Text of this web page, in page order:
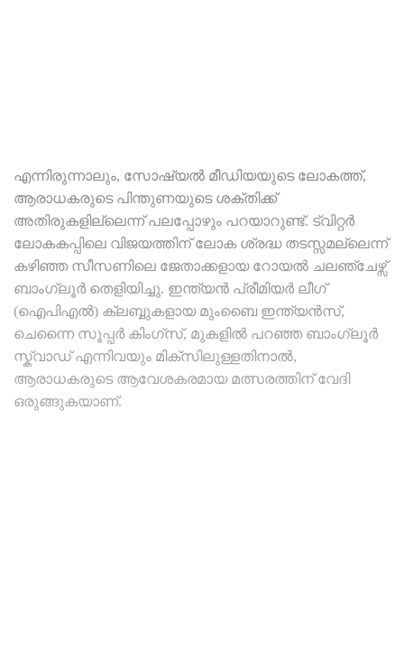
എന്നിരുന്നാലും, സോഷ്യൽ മീഡിയയുടെ ലോകത്ത്,
ആരാധകരുടെ പിന്തുണയുടെ ശക്തിക്ക്
അതിരുകളില്ലെന്ന് പലപ്പോഴും പറയാറുണ്ട്. ട്വിറ്റർ
ലോകകപ്പിലെ വിജയത്തിന് ലോക ശ്രദ്ധ തടസ്സമല്ലെന്ന്
കഴിഞ്ഞ സീസണിലെ ജേതാക്കളായ റോയൽ ചലഞ്ചേഴ്സ്
ബാംഗ്ലൂർ തെളിയിച്ചു. ഇന്ത്യൻ പ്രീമിയർ ലീഗ്
(ഐപിഎൽ) ക്ലബ്ബുകളായ മുംബൈ ഇന്ത്യൻസ്,
ചെന്നൈ സൂപ്പർ കിംഗ്‌സ്, മുകളിൽ പറഞ്ഞ ബാംഗ്ലൂർ
സ്ക്വാഡ് എന്നിവയും മിക്‌സിലുള്ളതിനാൽ,
ആരാധകരുടെ ആവേശകരമായ മത്സരത്തിന് വേദി
ഒരുങ്ങുകയാണ്.